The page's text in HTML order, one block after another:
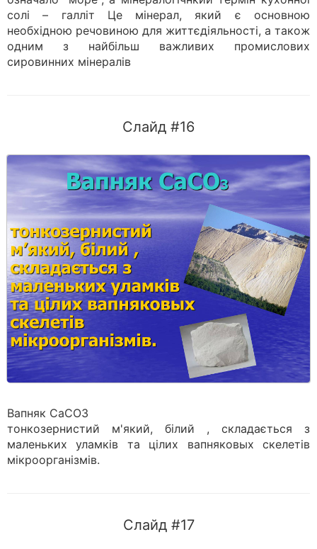
солі – галліт Це мінерал, який є основною
необхідною речовиною для життєдіяльності, а також
одним з найбільш важливих промислових
сировинних мінералів
Слайд #16
Вапняк CaCO3
тонкозернистий м'який, білий , складається з
маленьких уламків та цілих вапняковых скелетів
мікроорганізмів.
Слайд #17